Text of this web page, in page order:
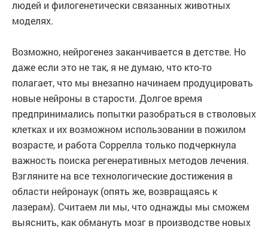
людей и филогенетически связанных животных
моделях.
Возможно, нейрогенез заканчивается в детстве. Но
даже если это не так, я не думаю, что кто-то
полагает, что мы внезапно начинаем продуцировать
новые нейроны в старости. Долгое время
предпринимались попытки разобраться в стволовых
клетках и их возможном использовании в пожилом
возрасте, и работа Соррелла только подчеркнула
важность поиска регенеративных методов лечения.
Взгляните на все технологические достижения в
области нейронаук (опять же, возвращаясь к
лазерам). Считаем ли мы, что однажды мы сможем
выяснить, как обмануть мозг в производстве новых